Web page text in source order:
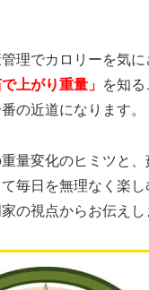
理でカロリーを気
で上がり重量」 を知
の近道になります。
量変化のヒミツと
毎日を無理なく楽
の視点からお伝えし